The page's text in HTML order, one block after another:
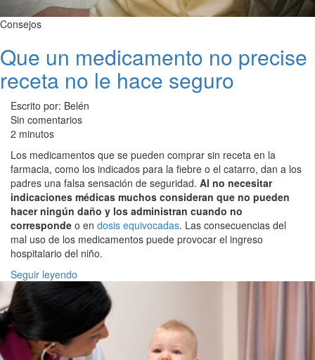
Consejos
Que un medicamento no precise
receta no le hace seguro
Escrito por: Belén
Sin comentarios
2 minutos
Los medicamentos que se pueden comprar sin receta en la
farmacia, como los indicados para la fiebre o el catarro, dan a los
padres una falsa sensación de seguridad. Al no necesitar
indicaciones médicas muchos consideran que no pueden
hacer ningún daño y los administran cuando no
corresponde o en dosis equivocadas. Las consecuencias del
mal uso de los medicamentos puede provocar el ingreso
hospitalario del niño.
Seguir leyendo